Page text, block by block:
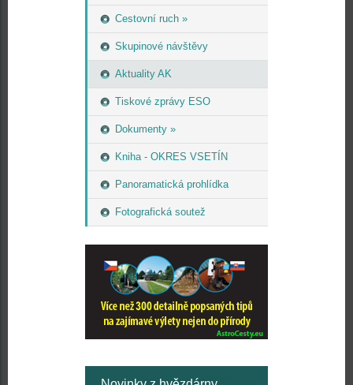
Cestovní ruch »
Skupinové návštěvy
Aktuality AK
Tiskové zprávy ESO
Dokumenty »
Kniha - OKRES VSETÍN
Panoramatická prohlídka
Fotografická soutež